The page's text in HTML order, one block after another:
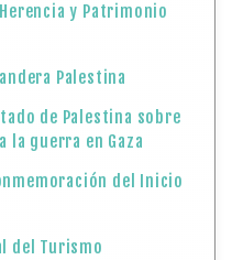
y Patrimonio
Palestina
de Palestina sobre
la guerra en Gaza
del Inicio
del Turismo